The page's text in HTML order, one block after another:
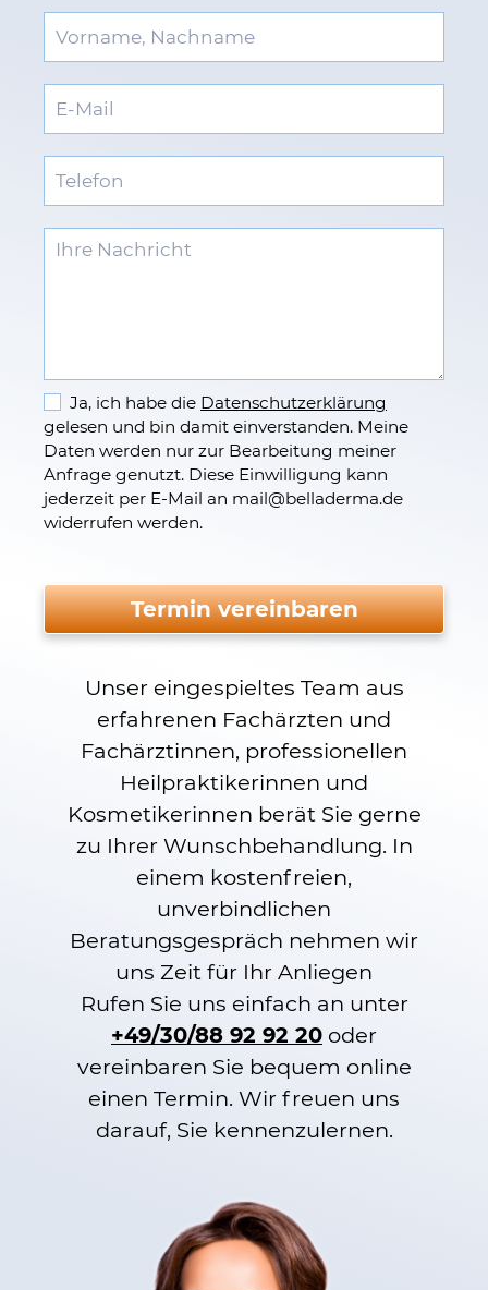
Ja, ich habe die Datenschutzerklärung
gelesen und bin damit einverstanden. Meine
Daten werden nur zur Bearbeitung meiner
Anfrage genutzt. Diese Einwilligung kann
jederzeit per E-Mail an mail@belladerma.de
widerrufen werden.
Termin vereinbaren
Unser eingespieltes Team aus
erfahrenen Fachärzten und
Fachärztinnen, professionellen
Heilpraktikerinnen und
Kosmetikerinnen berät Sie gerne
zu Ihrer Wunschbehandlung. In
einem kostenfreien,
unverbindlichen
Beratungsgespräch nehmen wir
uns Zeit für Ihr Anliegen
Rufen Sie uns einfach an unter
+49/30/88 92 92 20 oder
vereinbaren Sie bequem online
einen Termin. Wir freuen uns
darauf, Sie kennenzulernen.